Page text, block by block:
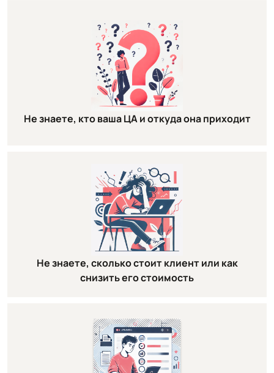
Не знаете, кто ваша ЦА и откуда она приходит
Не знаете, сколько стоит клиент или как
снизить его стоимость